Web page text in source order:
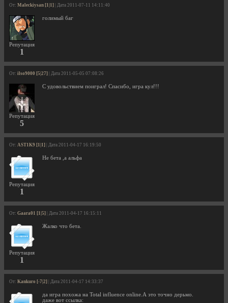
От: Maleckiysan [1|1] | Дата 2011-07-11 14:11:40
Репутация
1
голимый баг
От: ilso9000 [5|27] | Дата 2011-05-05 07:08:26
Репутация
5
С удовольствием поиграл! Спасибо, игра кул!!!
От: AST1K9 [1|1] | Дата 2011-04-17 16:19:50
Репутация
1
Не бета ,а альфа
От: Gaara01 [1|5] | Дата 2011-04-17 16:15:11
Репутация
1
Жалко что бета.
От: Kankuro [-7|2] | Дата 2011-04-17 14:33:37
да игра похожа на Total influence online.А это точно дерьмо.
даже вот ссылка: